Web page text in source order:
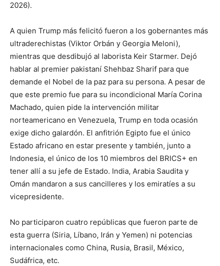
2026).
A quien Trump más felicitó fueron a los gobernantes más
ultraderechistas (Viktor Orbán y Georgia Meloni),
mientras que desdibujó al laborista Keir Starmer. Dejó
hablar al premier pakistaní Shehbaz Sharif para que
demande el Nobel de la paz para su persona. A pesar de
que este premio fue para su incondicional María Corina
Machado, quien pide la intervención militar
norteamericano en Venezuela, Trump en toda ocasión
exige dicho galardón. El anfitrión Egipto fue el único
Estado africano en estar presente y también, junto a
Indonesia, el único de los 10 miembros del BRICS+ en
tener allí a su jefe de Estado. India, Arabia Saudita y
Omán mandaron a sus cancilleres y los emiratíes a su
vicepresidente.
No participaron cuatro repúblicas que fueron parte de
esta guerra (Siria, Líbano, Irán y Yemen) ni potencias
internacionales como China, Rusia, Brasil, México,
Sudáfrica, etc.